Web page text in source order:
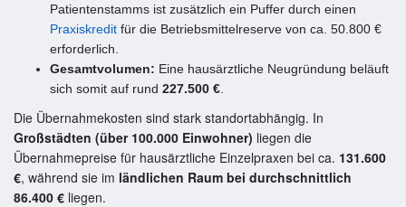
Patientenstamms ist zusätzlich ein Puffer durch einen
Praxiskredit für die Betriebsmittelreserve von ca. 50.800 €
erforderlich.
Gesamtvolumen: Eine hausärztliche Neugründung beläuft
sich somit auf rund 227.500 €
Die Übernahmekosten sind stark standortabhängig. In
Großstädten (über 100.000 Einwohner) liegen die
Übernahmepreise für hausärztliche Einzelpraxen bei ca. 131.600
€, während sie im ländlichen Raum bei durchschnittlich
86.400 € liegen.